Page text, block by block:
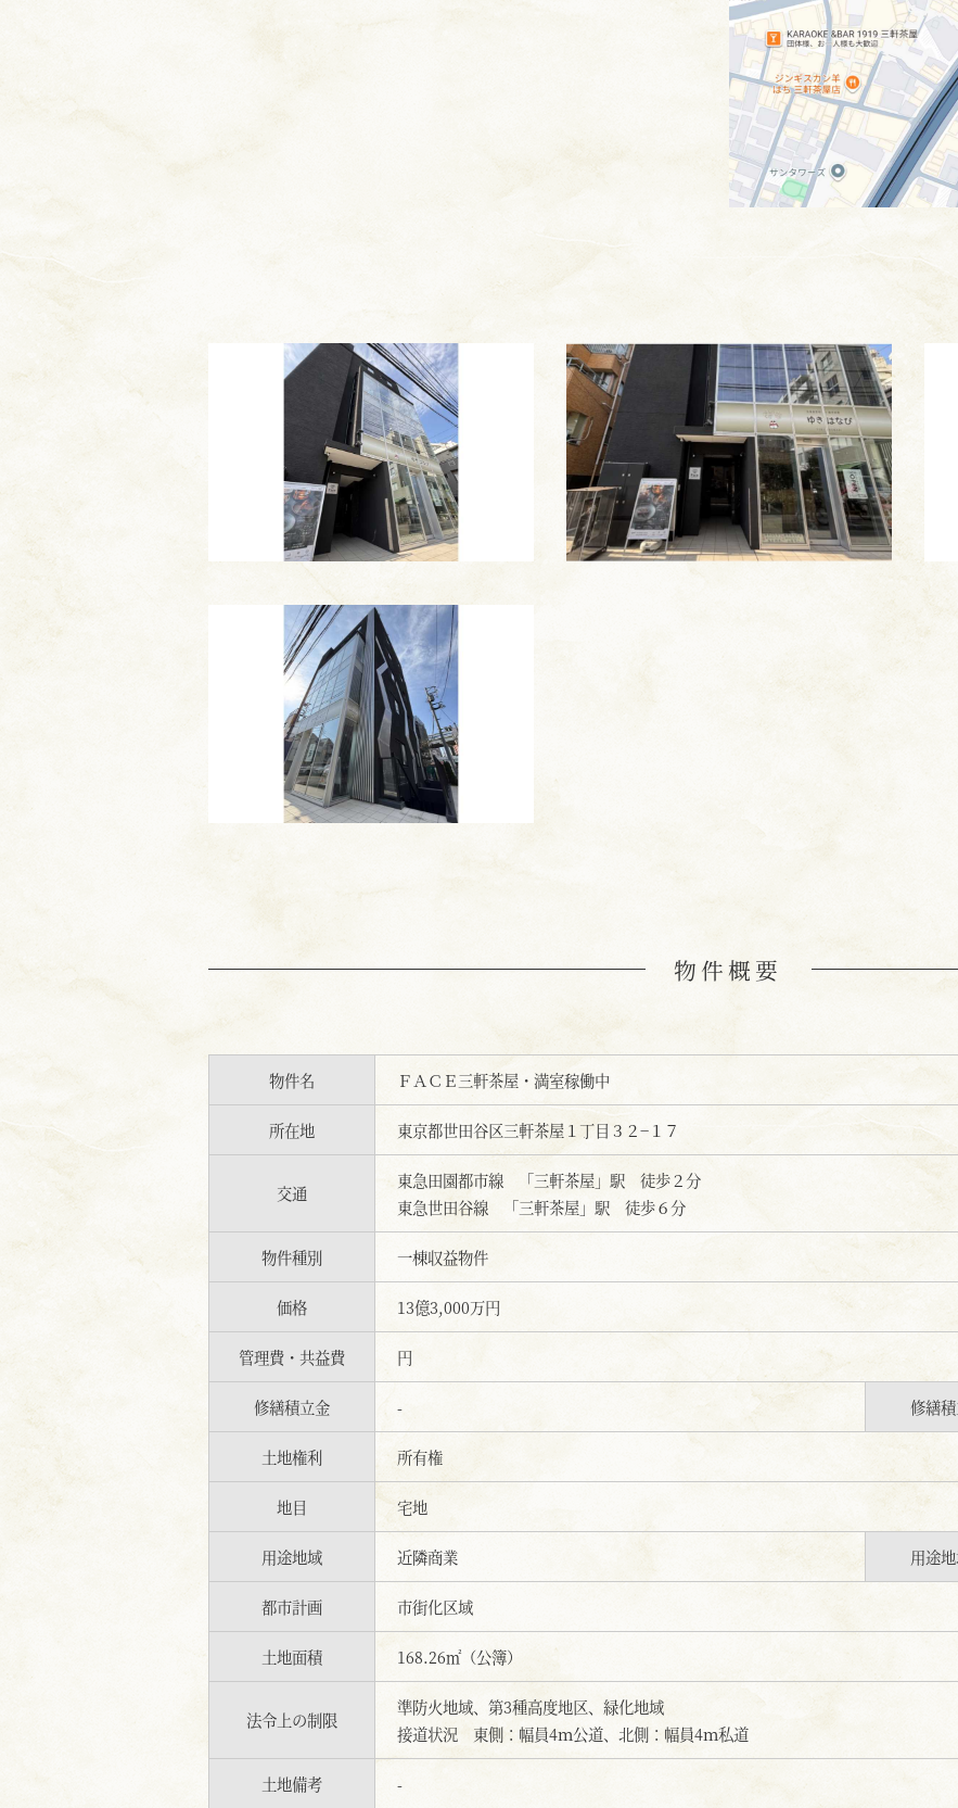
物件概要
物件名 ＦＡＣＥ三軒茶屋・満室稼働中
所在地 東京都世田谷区三軒茶屋１丁目３２−１７
交通
東急田園都市線 「三軒茶屋」駅 徒歩２分
東急世田谷線 「三軒茶屋」駅 徒歩６分
物件種別 一棟収益物件
価格 13億3,000万円
管理費・共益費 円
修繕積立金 - 修繕
土地権利 所有権
地目 宅地
用途地域 近隣商業 用途
都市計画 市街化区域
土地面積 168.26㎡（公簿）
法令上の制限
準防火地域、第3種高度地区、緑化地域
接道状況 東側：幅員4ｍ公道、北側：幅員4ｍ私道
土地備考 -